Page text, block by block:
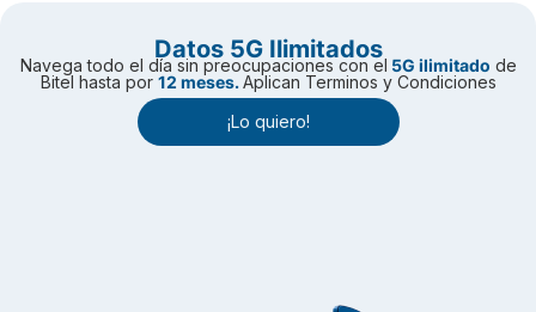
Datos 5G Ilimitados
Navega todo el día sin preocupaciones con el 5G ilimitado de
Bitel hasta por 12 meses.Aplican Terminos y Condiciones
¡Lo quiero!